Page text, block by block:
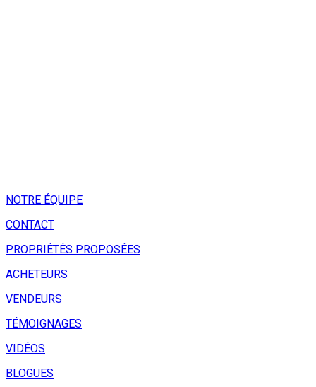
NOTRE ÉQUIPE
CONTACT
PROPRIÉTÉS PROPOSÉES
ACHETEURS
VENDEURS
TÉMOIGNAGES
VIDÉOS
BLOGUES